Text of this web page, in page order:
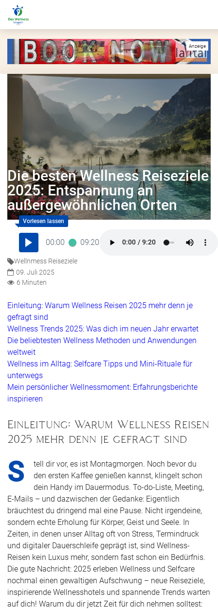
Die besten Wellness Reiseziele
2025: Entspannung an
außergewöhnlichen Orten
00:00 09:20
Wellnmess Reiseziele
09. Juli 2025
6 Minuten
Einleitung: Warum Wellness Reisen 2025 mehr denn je
gefragt sind
Wellness Trends 2025: Was dich im neuen Jahr erwartet
Die beliebtesten Wellness Methoden und Anwendungen
weltweit
Wellness im Alltag: Selfcare Tipps und Mini-Rituale für
unterwegs
Mein persönlicher Wellnessmoment: Erfahrungsberichte
inspirieren
Einleitung: Warum Wellness Reisen
2025 mehr denn je gefragt sind
S
tell dir vor, es ist Montagmorgen. Noch bevor du
den ersten Kaffee genießen kannst, klingelt schon
dein Handy im Dauermodus. To-do-Liste, Meeting,
E-Mails – und dazwischen der Gedanke: Eigentlich
bräuchtest du dringend mal eine Pause. Nicht irgendeine,
sondern echte Erholung für Körper, Geist und Seele. In
Zeiten, in denen unser Alltag oft von Stress, Termindruck
und digitaler Dauerschleife geprägt ist, sind Wellness-
Reisen kein Luxus mehr, sondern fast schon ein Bedürfnis.
Die gute Nachricht: 2025 erleben Wellness und Selfcare
nochmal einen gewaltigen Aufschwung – neue Reiseziele,
inspirierende Wellnesshotels und spannende Trends warten
auf dich! Warum du dir jetzt Zeit für dich nehmen solltest: